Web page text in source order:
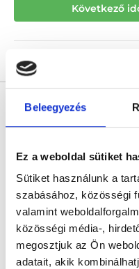
Beleegyezés
Ez a weboldal sütiket
Sütiket használunk a
szabásához, közösségi
valamint
közösségi média-,
megosztjuk az Ön
adatait, akik
Következő
orvos, aki jogszabályok
megszerzésére irányuló
önállóan nem végezhető
szolgáltató szakorvosa az
szakorvosjelölt önállóan
felelősségét kizárja esetleges
és szakorvosjelölt esetén.
Főoldal Ultrahangos
Hasi erek Doppler